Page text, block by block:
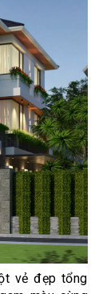
vẻ đẹp tổng